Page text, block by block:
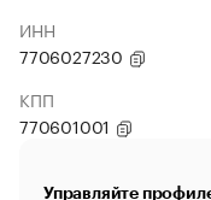
ИНН
7706027230
КПП
770601001
Управляйте